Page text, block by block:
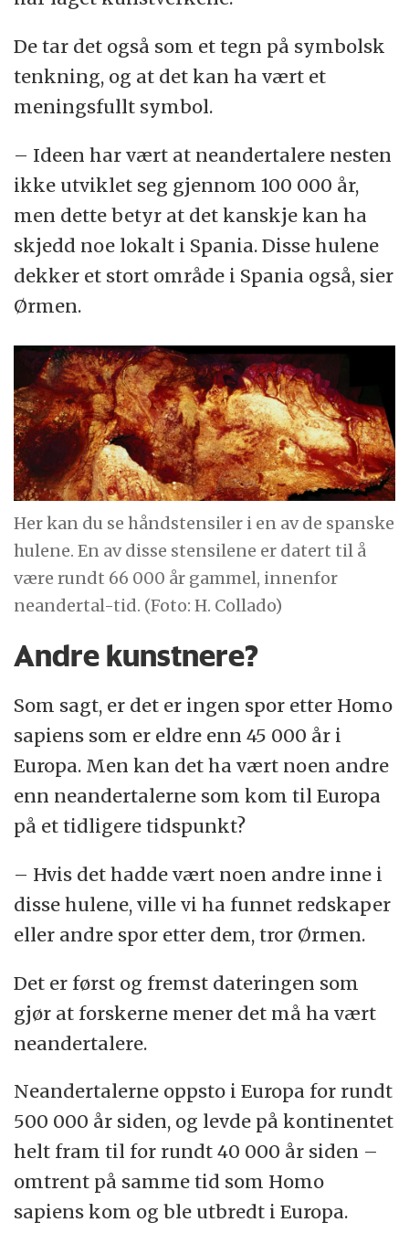
De tar det også som et tegn på symbolsk
tenkning, og at det kan ha vært et
meningsfullt symbol.
– Ideen har vært at neandertalere nesten
ikke utviklet seg gjennom 100 000 år,
men dette betyr at det kanskje kan ha
skjedd noe lokalt i Spania. Disse hulene
dekker et stort område i Spania også, sier
Ørmen.
Her kan du se håndstensiler i en av de spanske
hulene. En av disse stensilene er datert til å
være rundt 66 000 år gammel, innenfor
neandertal-tid. (Foto: H. Collado)
Andre kunstnere?
Som sagt, er det er ingen spor etter Homo
sapiens som er eldre enn 45 000 år i
Europa. Men kan det ha vært noen andre
enn neandertalerne som kom til Europa
på et tidligere tidspunkt?
– Hvis det hadde vært noen andre inne i
disse hulene, ville vi ha funnet redskaper
eller andre spor etter dem, tror Ørmen.
Det er først og fremst dateringen som
gjør at forskerne mener det må ha vært
neandertalere.
Neandertalerne oppsto i Europa for rundt
500 000 år siden, og levde på kontinentet
helt fram til for rundt 40 000 år siden –
omtrent på samme tid som Homo
sapiens kom og ble utbredt i Europa.